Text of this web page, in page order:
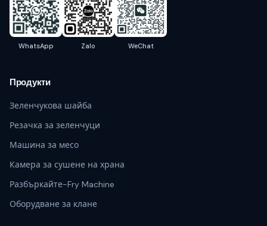
WhatsApp Zalo WeChat
Продукти
Зеленчукова шайба
Резачка за зеленчуци
Машина за месо
Камера за сушене на храна
Разбъркайте-Fry Machine
Оборудване за клане